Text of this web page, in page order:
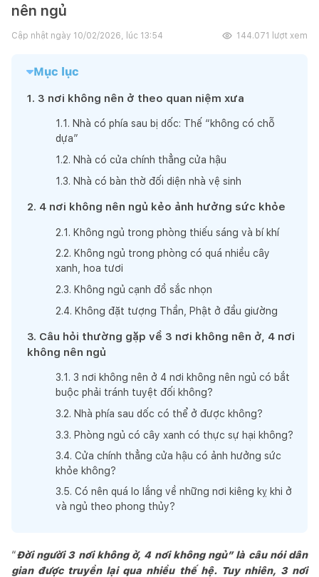
nên ngủ
Cập nhật ngày 10/02/2026, lúc 13:54 144.071 lượt xem
Mục lục
1. 3 nơi không nên ở theo quan niệm xưa
1 .1 . Nhà có phía sau bị dốc: Thế “không có chỗ
dựa”
1 .2. Nhà có cửa chính thẳng cửa hậu
1 .3. Nhà có bàn thờ đối diện nhà vệ sinh
2. 4 nơi không nên ngủ kẻo ảnh hưởng sức khỏe
2.1 . Không ngủ trong phòng thiếu sáng và bí khí
2.2. Không ngủ trong phòng có quá nhiều cây
xanh, hoa tươi
2.3. Không ngủ cạnh đồ sắc nhọn
2.4. Không đặt tượng Thần, Phật ở đầu giường
3. Câu hỏi thường gặp về 3 nơi không nên ở, 4 nơi
không nên ngủ
3.1 . 3 nơi không nên ở 4 nơi không nên ngủ có bắt
buộc phải tránh tuyệt đối không?
3.2. Nhà phía sau dốc có thể ở được không?
3.3. Phòng ngủ có cây xanh có thực sự hại không?
3.4. Cửa chính thẳng cửa hậu có ảnh hưởng sức
khỏe không?
3.5. Có nên quá lo lắng về những nơi kiêng kỵ khi ở
và ngủ theo phong thủy?
“Đời người 3 nơi không ở, 4 nơi không ngủ” là câu nói dân
gian được truyền lại qua nhiều thế hệ. Tuy nhiên, 3 nơi